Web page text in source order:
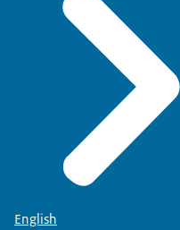
English